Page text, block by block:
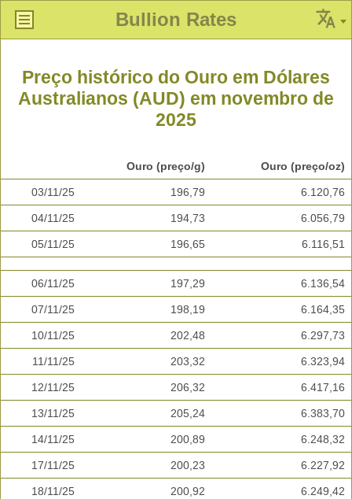
Bullion Rates
Preço histórico do Ouro em Dólares
Australianos (AUD) em novembro de
2025
Ouro (preço/g) Ouro (preço/oz)
03/11/25 196,79 6.120,76
04/11/25 194,73 6.056,79
05/11/25 196,65 6.116,51
06/11/25 197,29 6.136,54
07/11/25 198,19 6.164,35
10/11/25 202,48 6.297,73
11/11/25 203,32 6.323,94
12/11/25 206,32 6.417,16
13/11/25 205,24 6.383,70
14/11/25 200,89 6.248,32
17/11/25 200,23 6.227,92
18/11/25 200,92 6.249,42